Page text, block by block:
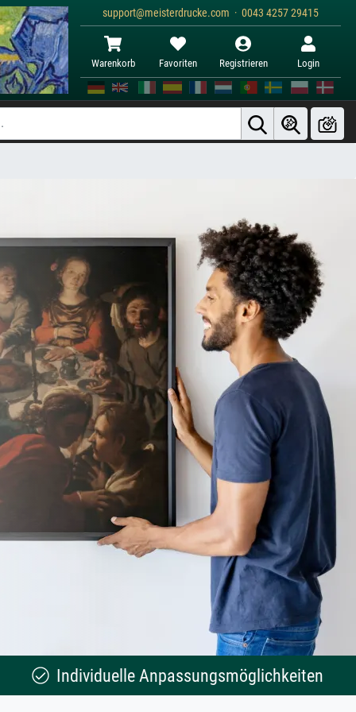
support@meisterdrucke.com · 0043 4257 29415
Warenkorb Favoriten Registrieren Login
Individuelle Anpassungsmöglichkeiten